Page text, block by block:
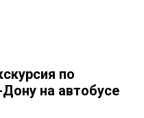
по
на автобусе